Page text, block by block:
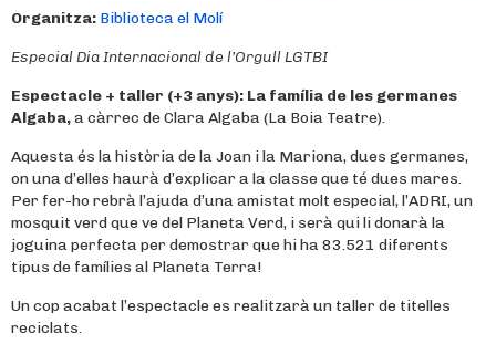
Organitza: Biblioteca el Molí
Especial Dia Internacional de l’Orgull LGTBI
Espectacle + taller (+3 anys): La família de les germanes
Algaba,a càrrec de Clara Algaba (La Boia Teatre).
Aquesta és la història de la Joan i la Mariona, dues germanes,
on una d’elles haurà d’explicar a la classe que té dues mares.
Per fer-ho rebrà l’ajuda d’una amistat molt especial, l’ADRI, un
mosquit verd que ve del Planeta Verd, i serà qui li donarà la
joguina perfecta per demostrar que hi ha 83.521 diferents
tipus de famílies al Planeta Terra!
Un cop acabat l’espectacle es realitzarà un taller de titelles
reciclats.